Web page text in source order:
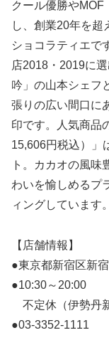
クール優勝や
し、創業20年を超
ショコラティエで
店2018・2019に
吟」の山本シェフ
張りの広い間口に
印です。人気商品
15,606円税込）」
ト。カカオの風味
わいを愉しめるプ
ィングしています。
【店舗情報】
●東京都新宿区新
●10:30～20:00
不定休（伊勢丹
●03-3352-1111